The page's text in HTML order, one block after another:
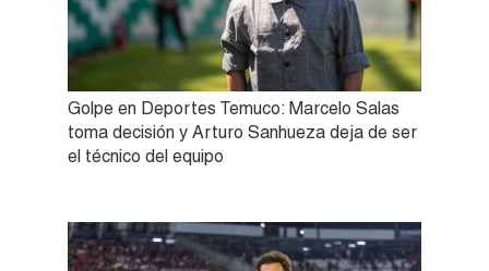
Golpe en Deportes Temuco: Marcelo Salas
toma decisión y Arturo Sanhueza deja de ser
el técnico del equipo